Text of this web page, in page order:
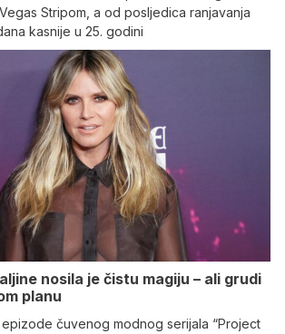
Stripom, a od posljedica ranjavanja
kasnije u 25. godini
nosila je čistu magiju – ali grudi
planu
čuvenog modnog serijala “Project